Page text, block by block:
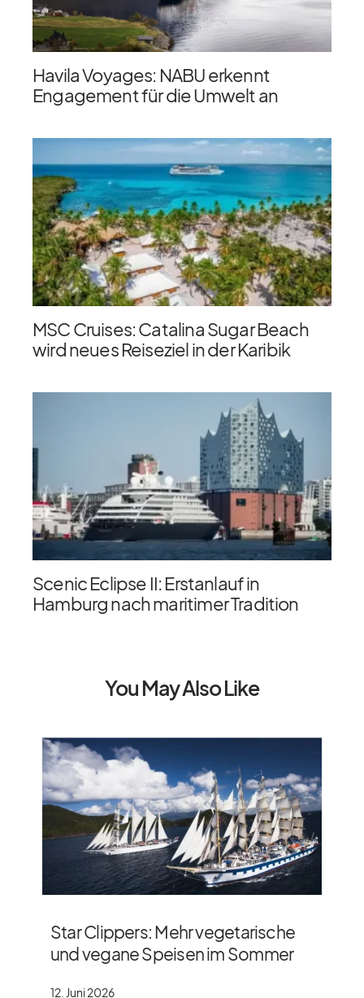
Havila Voyages: NABU erkennt
Engagement für die Umwelt an
MSC Cruises: Catalina Sugar Beach
wird neues Reiseziel in der Karibik
Scenic Eclipse II: Erstanlauf in
Hamburg nach maritimer Tradition
You May Also Like
Star Clippers: Mehr vegetarische
und vegane Speisen im Sommer
12. Juni 2026